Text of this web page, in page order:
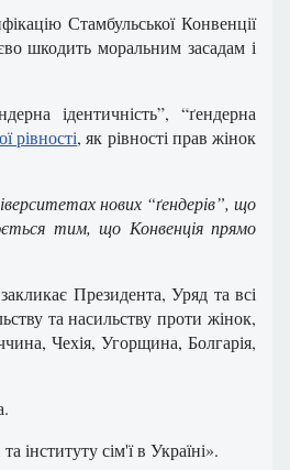
Стамбульської Конвенції
шкодить моральним засадам і
ідентичність”, “ґендерна
рівності, як рівності прав жінок
нових “ґендерів”, що
тим, що Конвенція прямо
Президента, Уряд та всі
та насильству проти жінок,
Чехія, Угорщина, Болгарія,
інституту сім'ї в Україні».